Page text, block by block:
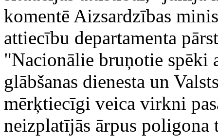
komentē Aizsardzības
attiecību departamenta
"Nacionālie bruņotie spēki
glābšanas dienesta un
mērķtiecīgi veica virkni
neizplatījās ārpus poligona